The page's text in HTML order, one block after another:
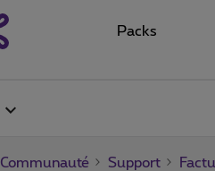
Packs
Communauté Support